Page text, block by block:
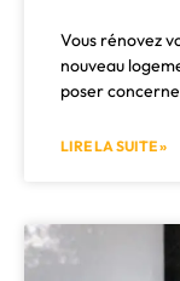
Vous rénovez
nouveau
poser
LIRE LA SUITE »